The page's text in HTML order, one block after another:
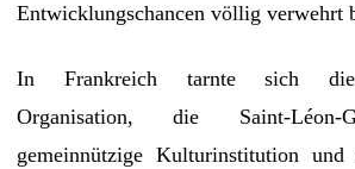
Entwicklungschancen völlig verwehrt
In Frankreich tarnte sich die
Organisation, die Saint-Léon-
gemeinnützige Kulturinstitution